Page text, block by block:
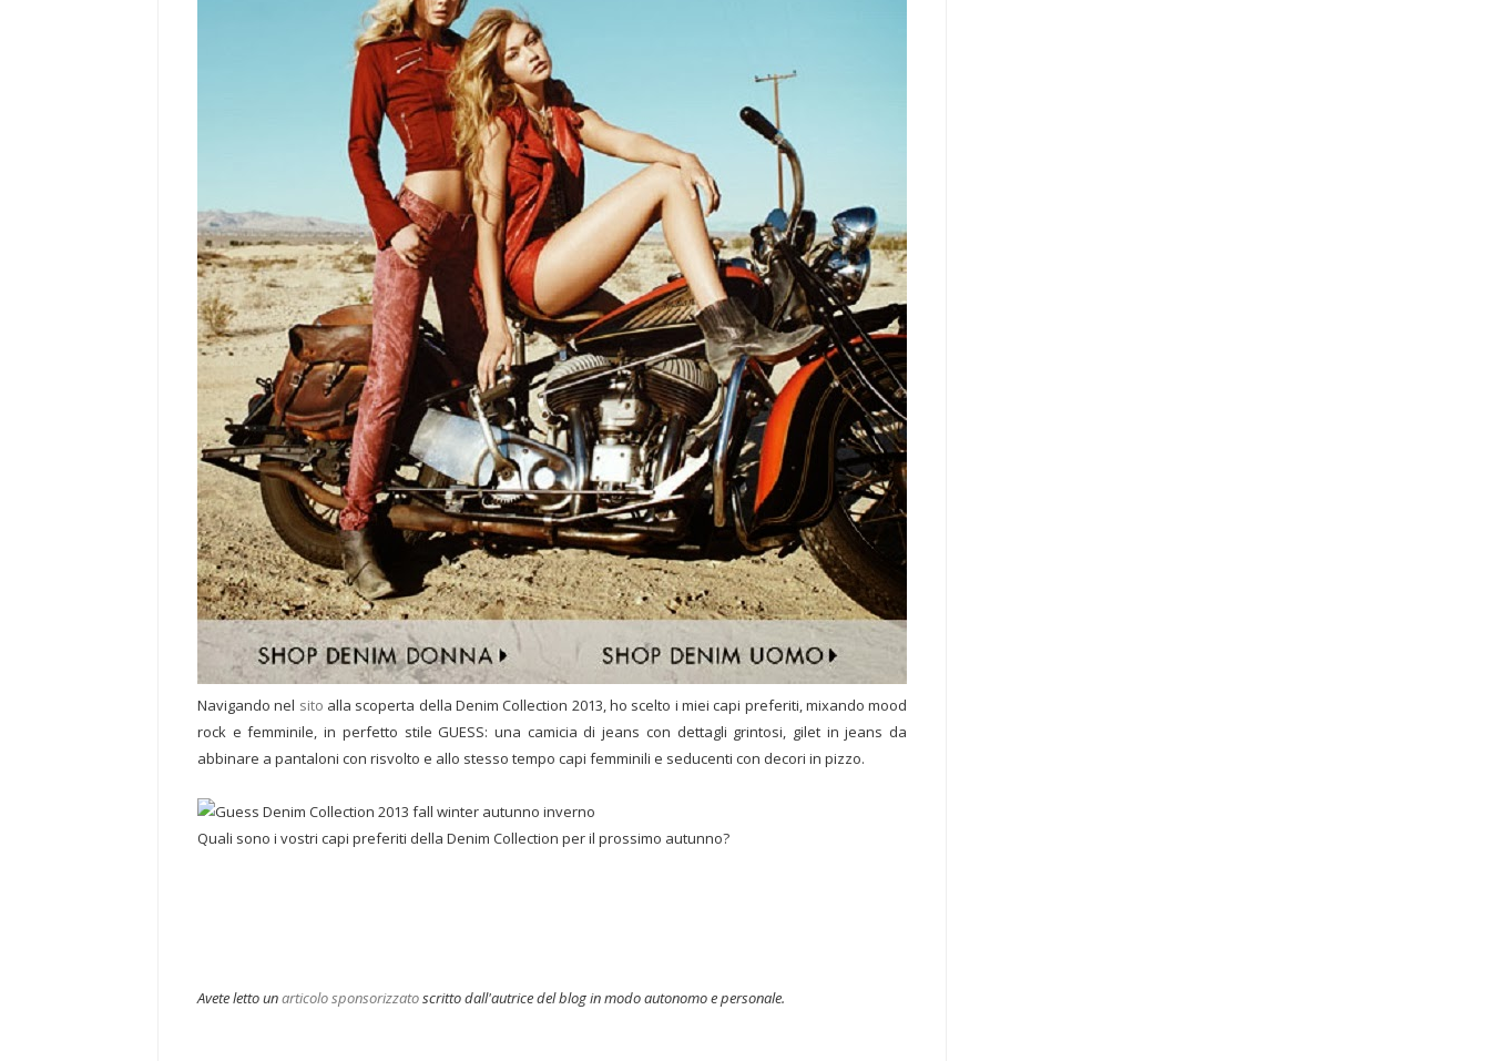
Navigando nel sito alla scoperta della Denim Collection 2013, ho scelto i miei capi preferiti, mixando mood
rock e femminile, in perfetto stile GUESS: una camicia di jeans con dettagli grintosi, gilet in jeans da
abbinare a pantaloni con risvolto e allo stesso tempo capi femminili e seducenti con decori in pizzo.
Quali sono i vostri capi preferiti della Denim Collection per il prossimo autunno?
Avete letto unarticolo sponsorizzatoscritto dall'autrice del blog in modo autonomo e personale.